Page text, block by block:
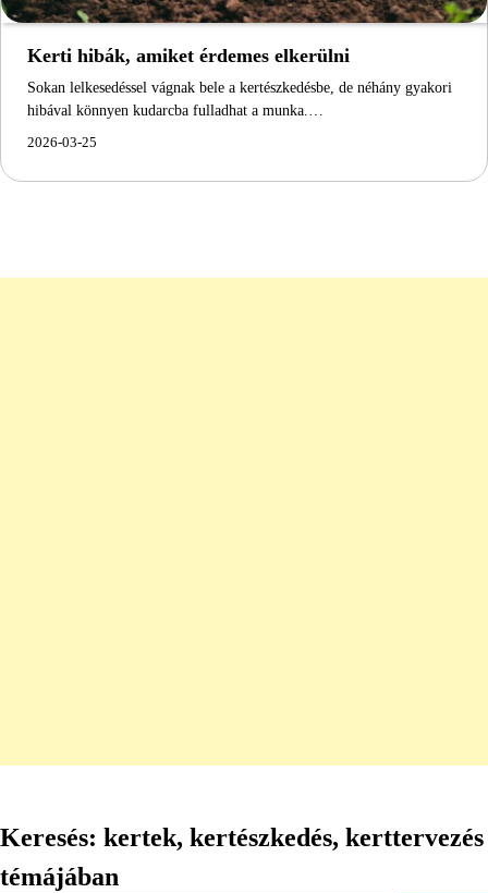
Kerti hibák, amiket érdemes elkerülni
Sokan lelkesedéssel vágnak bele a kertészkedésbe, de néhány gyakori
hibával könnyen kudarcba fulladhat a munka.…
2026-03-25
Keresés: kertek, kertészkedés, kerttervezés
témájában